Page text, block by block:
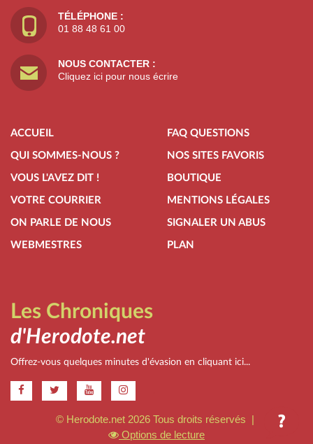
TÉLÉPHONE :
01 88 48 61 00
NOUS CONTACTER :
Cliquez ici pour nous écrire
ACCUEIL
QUI SOMMES-NOUS ?
VOUS L'AVEZ DIT !
VOTRE COURRIER
ON PARLE DE NOUS
WEBMESTRES
FAQ QUESTIONS
NOS SITES FAVORIS
BOUTIQUE
MENTIONS LÉGALES
SIGNALER UN ABUS
PLAN
Les Chroniques
d'Herodote.net
Offrez-vous quelques minutes d'évasion en cliquant ici...
© Herodote.net 2026 Tous droits réservés |
Options de lecture